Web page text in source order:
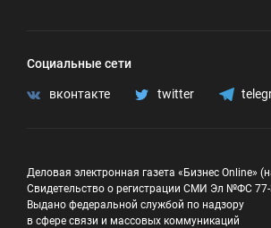
Социальные сети
вконтакте twitter
Деловая электронная газета «Бизнес Online»
Свидетельство о регистрации СМИ Эл №ФС
Выдано федеральной службой по надзору
в сфере связи и массовых коммуникаций